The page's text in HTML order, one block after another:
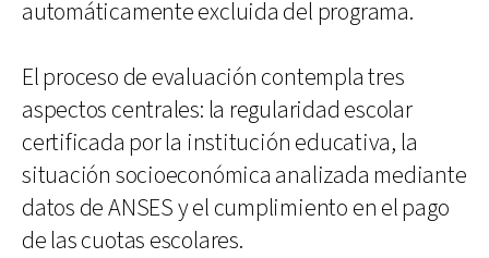
automáticamente excluida del programa.
El proceso de evaluación contempla tres
aspectos centrales: la regularidad escolar
certificada por la institución educativa, la
situación socioeconómica analizada mediante
datos de ANSES y el cumplimiento en el pago
de las cuotas escolares.